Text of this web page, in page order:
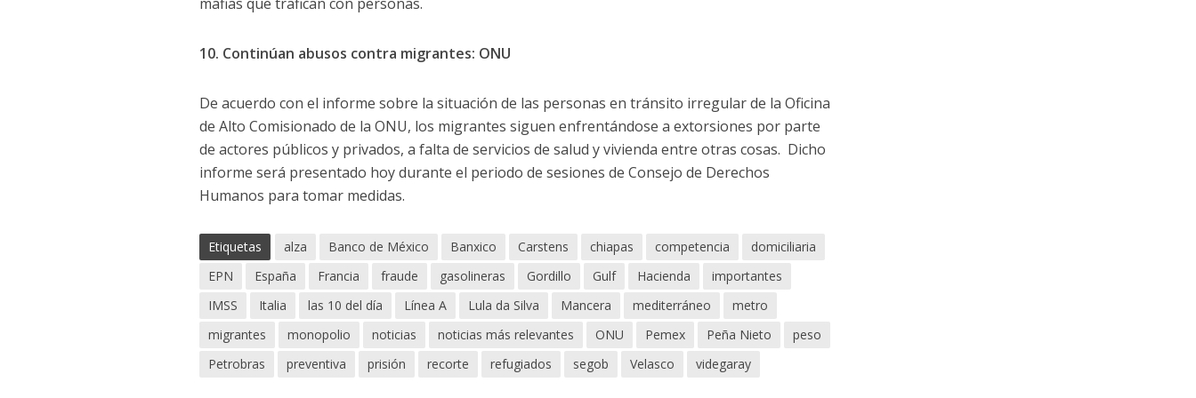
10. Continúan abusos contra migrantes: ONU
De acuerdo con el informe sobre la situación de las personas en tránsito irregular de la Oficina
de Alto Comisionado de la ONU, los migrantes siguen enfrentándose a extorsiones por parte
de actores públicos y privados, a falta de servicios de salud y vivienda entre otras cosas. Dicho
informe será presentado hoy durante el periodo de sesiones de Consejo de Derechos
Humanos para tomar medidas.
Etiquetas alza Banco de México Banxico Carstens chiapas competencia
domiciliaria
EPN
España Francia fraude gasolineras Gordillo Gulf Hacienda
importantes
IMSS
Italia las 10 del día Línea A Lula da Silva Mancera mediterráneo
metro
migrantes
monopolio noticias noticias más relevantes ONU Pemex Peña Nieto
peso
Petrobras
preventiva prisión recorte refugiados segob Velasco videgaray